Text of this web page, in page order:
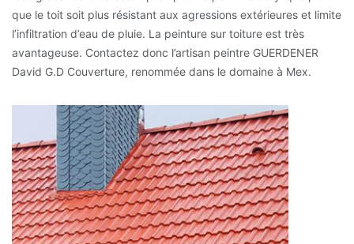
que le toit soit plus résistant aux agressions extérieures et limite
l’infiltration d’eau de pluie. La peinture sur toiture est très
avantageuse. Contactez donc l’artisan peintre GUERDENER
David G.D Couverture, renommée dans le domaine à Mex.